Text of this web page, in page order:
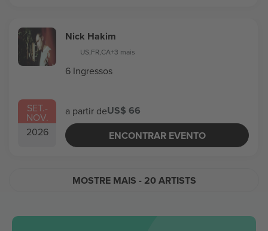
SET.-
NOV.
2026
Nick Hakim
US,FR,CA+3 mais
6 Ingressos
a partir deUS$ 66
ENCONTRAR EVENTO
MOSTRE MAIS - 20 ARTISTS